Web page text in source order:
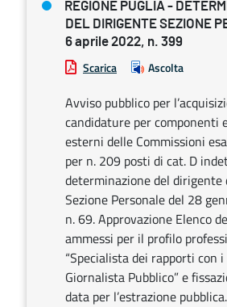
REGIONE PUGLIA -
DEL DIRIGENTE SEZIONE
6 aprile 2022, n. 399
Scarica Ascolta
Avviso pubblico per
candidature per componenti
esterni delle Commissioni
per n. 209 posti di cat. D
determinazione del dirigente
Sezione Personale del 28
n. 69. Approvazione Elenco
ammessi per il profilo
“Specialista dei rapporti con
Giornalista Pubblico” e
data per l’estrazione pubblica.